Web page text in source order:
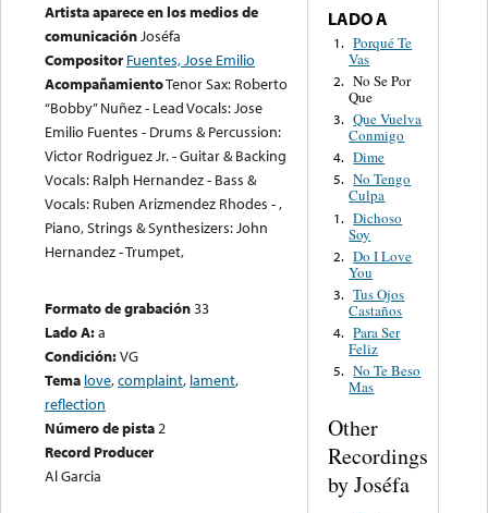
Artista aparece en los medios de
comunicaciónJoséfa
Compositor Fuentes, Jose Emilio
AcompañamientoTenor Sax: Roberto
“Bobby” Nuñez - Lead Vocals: Jose
Emilio Fuentes - Drums & Percussion:
Victor Rodriguez Jr. - Guitar & Backing
Vocals: Ralph Hernandez - Bass &
Vocals: Ruben Arizmendez Rhodes - ,
Piano, Strings & Synthesizers: John
Hernandez - Trumpet,
Formato de grabación33
Lado A:a
Condición:VG
Tema love,complaint, lament,
reflection
Número de pista2
Record Producer
Al Garcia
LADO A
1. Porqué Te
Vas
2. No Se Por
Que
3. Que Vuelva
Conmigo
4. Dime
5. No Tengo
Culpa
1. Dichoso
Soy
2. Do I Love
You
3. Tus Ojos
Castaños
4. Para Ser
Feliz
5. No Te Beso
Mas
Other
Recordings
by Joséfa